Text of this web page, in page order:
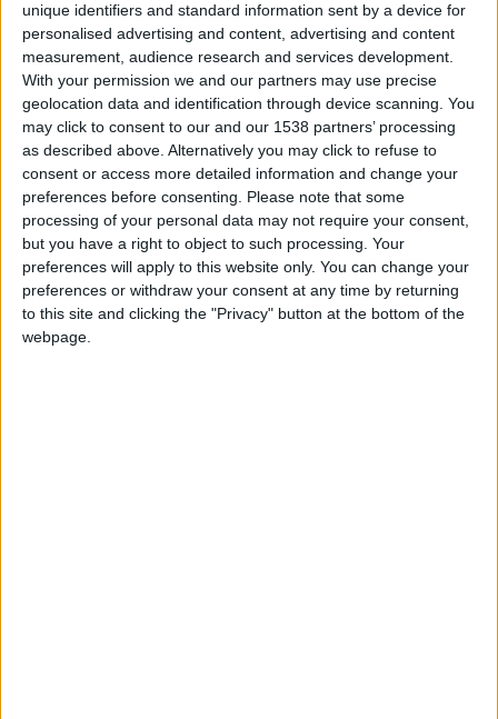
unique identifiers and standard information sent by a device for
personalised advertising and content, advertising and content
measurement, audience research and services development.
With your permission we and our partners may use precise
geolocation data and identification through device scanning. You
may click to consent to our and our 1538 partners’ processing
as described above. Alternatively you may click to refuse to
consent or access more detailed information and change your
preferences before consenting.
Please note that some
processing of your personal data may not require your consent,
but you have a right to object to such processing. Your
preferences will apply to this website only. You can change your
preferences or withdraw your consent at any time by returning
to this site and clicking the "Privacy" button at the bottom of the
webpage.
Après Maghnes Akliouche, Simon Adingra est le deuxième
Monégasque sélectionné pour disputer la Coupe du monde
2026. La liste de la Côte d’Ivoire d’Emerse Faé a été dévoilée
ce vendredi, avec la présence de l’ailier de 24 ans parmi les 26
noms qui la composent. Prêté à l’AS Monaco par Sunderland,
Adingra a réussi son pari, celui de participer à cette
compétition, après avoir retrouvé la sélection en mars, en
étant même buteur contre la Corée du Sud.
L’ancien Monégasque Wilfried Singo fait lui aussi partie de la
liste desÉléphants. Avec Adingra, ils auront l’occasion
d’affronter Maghnes Akliouche et l’équipe de France lors d’un
match de préparation, le 4 juin.